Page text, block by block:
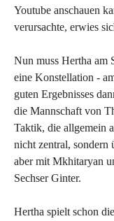
Youtube anschauen
verursachte, erwies
Nun muss Hertha am
eine Konstellation -
guten Ergebnisses
die Mannschaft von
Taktik, die allgemein
nicht zentral, sondern
aber mit Mkhitaryan
Sechser Ginter.
Hertha spielt schon